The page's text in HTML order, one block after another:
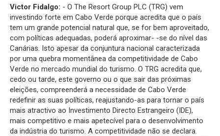
Victor Fidalgo: - O The Resort Group PLC (TRG) vem
investindo forte em Cabo Verde porque acredita que o país
tem um grande potencial natural que, se for bem aproveitado,
com políticas adequadas, poderá aproximar- -se do nível das
Canárias. Isto apesar da conjuntura nacional caracterizada
por uma quebra momentânea da competitividade de Cabo
Verde no mercado mundial do turismo. O TRG acredita que,
cedo ou tarde, este governo ou o que sair das próximas
eleições, compreenderá a necessidade de Cabo Verde
redefinir as suas políticas, reajustando-as para tornar o país
mais atractivo ao Investimento Directo Estrangeiro (IDE),
mais competitivo e mais apetecível para o desenvolvimento
da indústria do turismo. A competitividade não se declara.